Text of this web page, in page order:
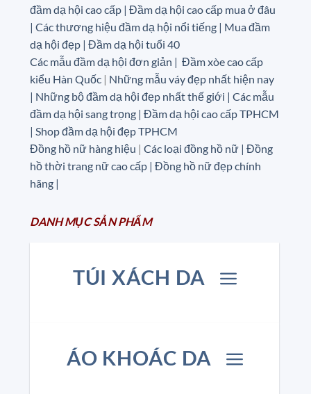
đầm dạ hội cao cấp | Đầm dạ hội cao cấp mua ở đâu
| Các thương hiệu đầm dạ hội nổi tiếng | Mua đầm
dạ hội đẹp | Đầm dạ hội tuổi 40
Các mẫu đầm dạ hội đơn giản | Đầm xòe cao cấp
kiểu Hàn Quốc | Những mẫu váy đẹp nhất hiện nay
| Những bộ đầm dạ hội đẹp nhất thế giới | Các mẫu
đầm dạ hội sang trọng | Đầm dạ hội cao cấp TPHCM
| Shop đầm dạ hội đẹp TPHCM
Đồng hồ nữ hàng hiệu | Các loại đồng hồ nữ | Đồng
hồ thời trang nữ cao cấp | Đồng hồ nữ đẹp chính
hãng |
DANH MỤCSẢNPHẨM
TÚI XÁCH DA
ÁO KHOÁC DA